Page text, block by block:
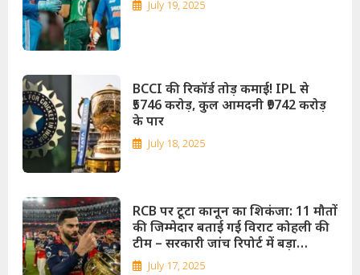
July 19, 2025
BCCI की रिकॉर्ड तोड़ कमाई! IPL से
₹5746 करोड़, कुल आमदनी ₹9742 करोड़
के पार
July 18, 2025
RCB पर टूटा कानून का शिकंजा: 11 मौतों
की जिम्मेदार बताई गई विराट कोहली की
टीम – सरकारी जांच रिपोर्ट में बड़ा
खुलासा!
July 17, 2025